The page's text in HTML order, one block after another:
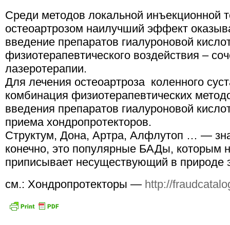
Среди методов локальной инъекционной
остеоартрозом наилучший эффект
введение препаратов гиалуроновой
физиотерапевтического воздействия –
лазеротерапии.
Для лечения остеоартроза коленного
комбинация физиотерапевтических
введения препаратов гиалуроновой
приема хондропротекторов.
Структум, Дона, Артра, Алфлутоп … —
конечно, это популярные БАДы, которым
приписывает несуществующий в природе
см.: Хондропротекторы — http://